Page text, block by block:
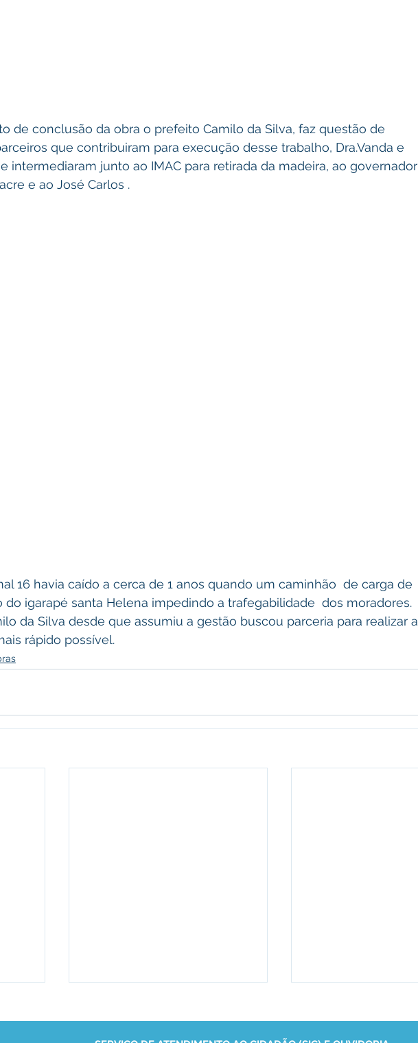
de conclusão da obra o prefeito Camilo da Silva, faz questão de
que contribuiram para execução desse trabalho, Dra.Vanda e
intermediaram junto ao IMAC para retirada da madeira, ao governador
e ao José Carlos .
16 havia caído a cerca de 1 anos quando um caminhão  de carga de
do igarapé santa Helena impedindo a trafegabilidade  dos moradores.
da Silva desde que assumiu a gestão buscou parceria para realizar a
rápido possível.